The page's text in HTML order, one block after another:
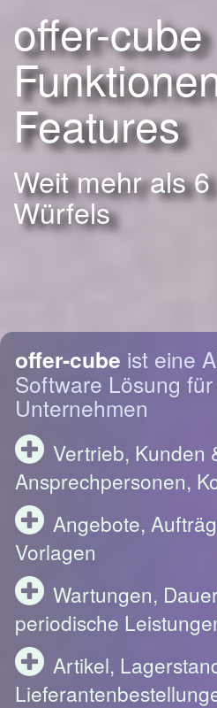
offer-cube
Features
Weit mehr als
Würfels
offer-cube ist eine
Software Lösung
Unternehmen
Vertrieb, Kunden
Ansprechpersonen,
Angebote,
Vorlagen
Wartungen,
periodische
Artikel,